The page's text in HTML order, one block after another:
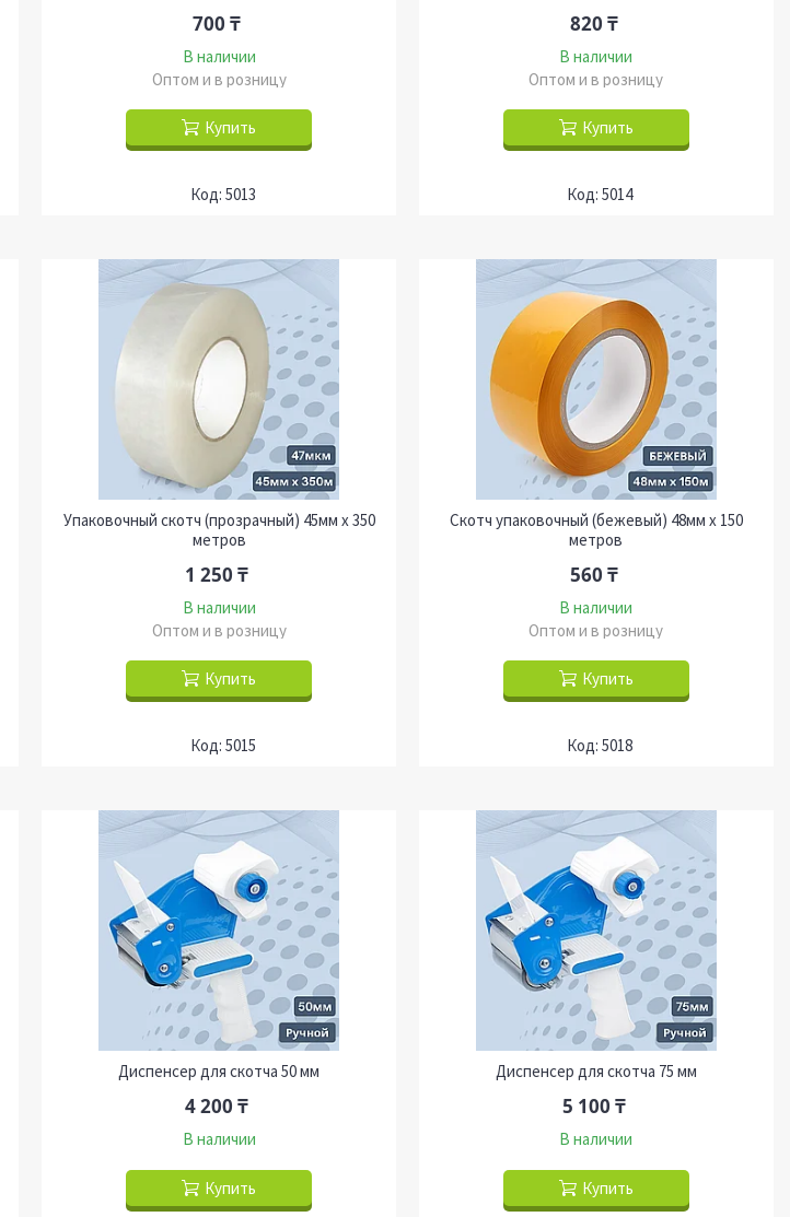
700 ₸
В наличии
Оптом и в розницу
Купить
5013
820 ₸
В наличии
Оптом и в розницу
Купить
5014
Упаковочный скотч (прозрачный) 45мм х 350
метров
1 250 ₸
В наличии
Оптом и в розницу
Купить
5015
Скотч упаковочный (бежевый) 48мм х 150
метров
560 ₸
В наличии
Оптом и в розницу
Купить
5018
Диспенсер для скотча 50 мм
4 200 ₸
В наличии
Купить
Диспенсер для скотча 75 мм
5 100 ₸
В наличии
Купить